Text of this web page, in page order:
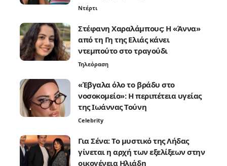
Ντέρτι
Στέφανη Χαραλάμπους: Η «Άννα»
από τη Γη της Ελιάς κάνει
ντεμπούτο στο τραγούδι
Τηλεόραση
«Έβγαλα όλο το βράδυ στο
νοσοκομείο»: Η περιπέτεια υγείας
της Ιωάννας Τούνη
Celebrity
Για Σένα: Το μυστικό της Λήδας
γίνεται η αρχή των εξελίξεων στην
οικογένεια Ηλιάδη